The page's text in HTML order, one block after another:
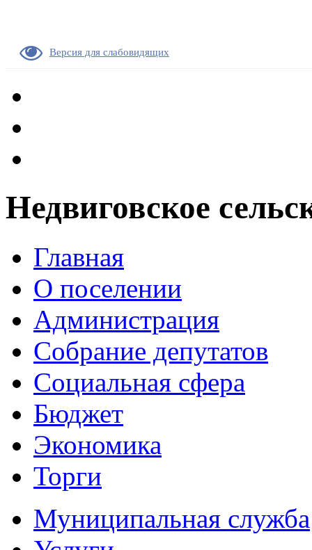
Версия для слабовидящих
Недвиговское
Главная
О поселении
Администрация
Собрание депутатов
Социальная сфера
Бюджет
Экономика
Торги
Муниципальная служба